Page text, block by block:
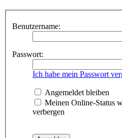
Benutzername:
Passwort:
Ich habe mein Passwort
Angemeldet bleiben
Meinen Online-Status
verbergen